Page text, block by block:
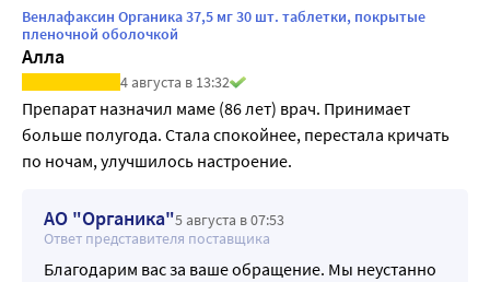
Венлафаксин Органика 37,5 мг 30 шт. таблетки, покрытые
пленочной оболочкой
Алла
4 августа в 13:32
Препарат назначил маме (86 лет) врач. Принимает
больше полугода. Стала спокойнее, перестала кричать
по ночам, улучшилось настроение.
АО "Органика"5 августа в 07:53
Ответ представителя поставщика
Благодарим вас за ваше обращение. Мы неустанно